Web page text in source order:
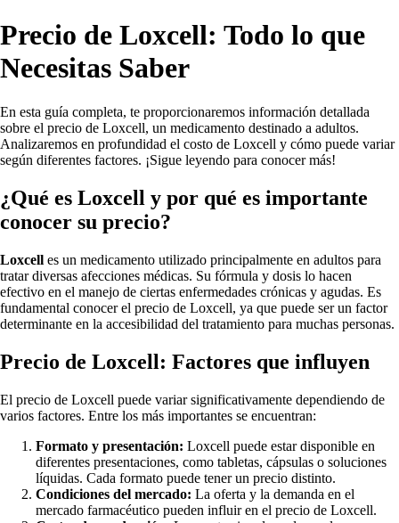
Precio de Loxcell: Todo lo que
Necesitas Saber
En esta guía completa, te proporcionaremos información detallada
sobre el precio de Loxcell, un medicamento destinado a adultos.
Analizaremos en profundidad el costo de Loxcell y cómo puede variar
según diferentes factores. ¡Sigue leyendo para conocer más!
¿Qué es Loxcell y por qué es importante
conocer su precio?
Loxcell es un medicamento utilizado principalmente en adultos para
tratar diversas afecciones médicas. Su fórmula y dosis lo hacen
efectivo en el manejo de ciertas enfermedades crónicas y agudas. Es
fundamental conocer el precio de Loxcell, ya que puede ser un factor
determinante en la accesibilidad del tratamiento para muchas personas.
Precio de Loxcell: Factores que influyen
El precio de Loxcell puede variar significativamente dependiendo de
varios factores. Entre los más importantes se encuentran:
Formato y presentación: Loxcell puede estar disponible en
diferentes presentaciones, como tabletas, cápsulas o soluciones
líquidas. Cada formato puede tener un precio distinto.
Condiciones del mercado: La oferta y la demanda en el
mercado farmacéutico pueden influir en el precio de Loxcell.